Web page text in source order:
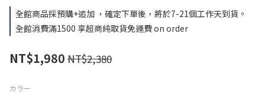
全館商品採預購+追加 ，確定下單後，將於7-21個工作天到貨。
全館消費滿1500 享超商純取貨免運費 on order
NT$1,980 NT$2,380
カラー